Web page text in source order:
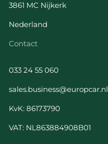
3861 MC Nijkerk
Nederland
Contact
033 24 55 060
sales.business@europcar.nl
KvK: 86173790
VAT: NL863884908B01